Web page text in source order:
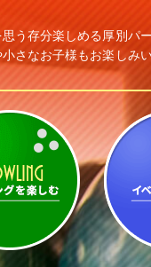
う存分楽しめる厚別パ
さなお子様もお楽しみ
ボウリ